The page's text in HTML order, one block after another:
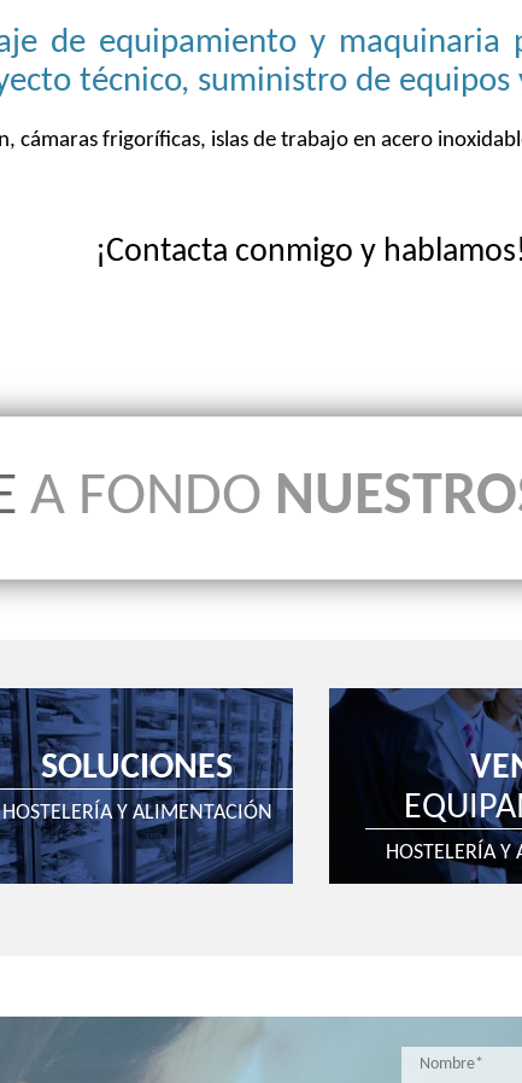
de equipamiento y maquinaria
técnico, suministro de equipos
cámaras frigoríficas, islas de trabajo en acero
¡Contacta conmigo y
A FONDO
SOLUCIONES
HOSTELERÍA Y ALIMENTACIÓN
HOSTELERÍA